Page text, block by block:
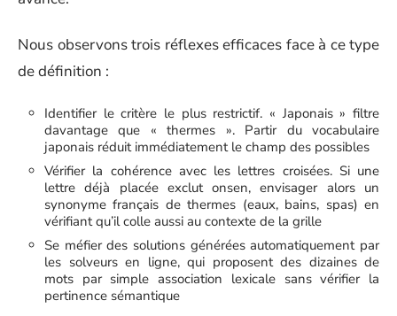
Nous observons trois réflexes efficaces face à ce type
de définition :
Identifier le critère le plus restrictif. « Japonais » filtre
davantage que « thermes ». Partir du vocabulaire
japonais réduit immédiatement le champ des possibles
Vérifier la cohérence avec les lettres croisées. Si une
lettre déjà placée exclut onsen, envisager alors un
synonyme français de thermes (eaux, bains, spas) en
vérifiant qu’il colle aussi au contexte de la grille
Se méfier des solutions générées automatiquement par
les solveurs en ligne, qui proposent des dizaines de
mots par simple association lexicale sans vérifier la
pertinence sémantique